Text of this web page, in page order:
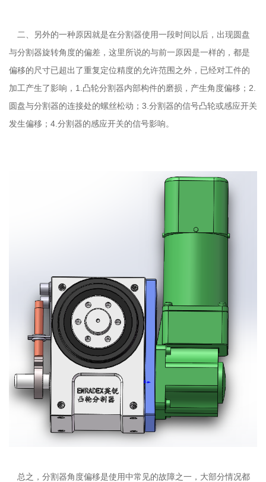
二、
另外的一种原因就是在分割器使用一段时间以后，出现圆盘
与分割器旋转角度的偏差，这里所说的与前一原因是一样的，都是
偏移的尺寸已超出了重复定位精度的允许范围之外，已经对工件的
加工产生了影响， 1.凸轮分割器内部构件的磨损，产生角度偏移；2.
圆盘与分割器的连接处的螺丝松动；3.分割器的信号凸轮或感应开关
发生偏移；4.分割器的感应开关的信号影响。
总之，分割器角度偏移是使用中常见的故障之一，大部分情况都